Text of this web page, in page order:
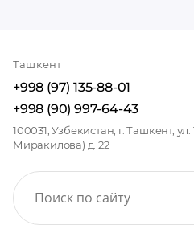
Ташкент
+998 (97) 135-88-01
+998 (90) 997-64-43
100031, Узбекистан, г. Ташкент,
Миракилова) д. 22